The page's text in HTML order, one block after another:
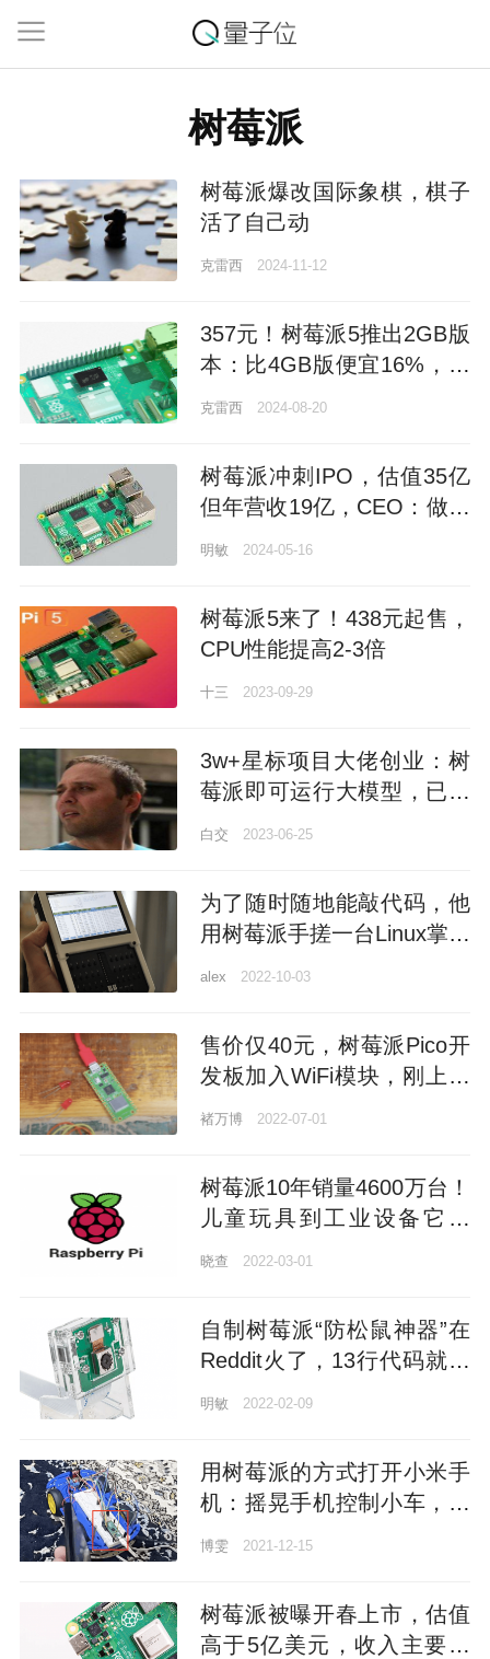
树莓派
树莓派爆改国际象棋，棋子
活了自己动
克雷西 2024-11-12
357元！树莓派5推出2GB版
本：比4GB版便宜16%，除
内存外几乎无减配
克雷西 2024-08-20
树莓派冲刺IPO，估值35亿
但年营收19亿，CEO：做一
家有趣又赚钱的公司
明敏 2024-05-16
树莓派5来了！438元起售，
CPU性能提高2-3倍
十三 2023-09-29
3w+星标项目大佬创业：树
莓派即可运行大模型，已获
GitHub前CEO投资
白交 2023-06-25
为了随时随地能敲代码，他
用树莓派手搓一台Linux掌上
alex 2022-10-03
售价仅40元，树莓派Pico开
发板加入WiFi模块，刚上市
就脱销
褚万博 2022-07-01
树莓派10年销量4600万台！
儿童玩具到工业设备它都
可，创始人：最初只想造廉
晓查 2022-03-01
自制树莓派“防松鼠神器”在
Reddit火了，13行代码就能
明敏 2022-02-09
用树莓派的方式打开小米手
机：摇晃手机控制小车，前
进后退加转弯，成本不到
博雯 2021-12-15
树莓派被曝开春上市，估值
高于5亿美元，收入主要来